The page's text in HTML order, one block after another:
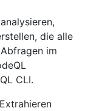
die alle
im
CLI.